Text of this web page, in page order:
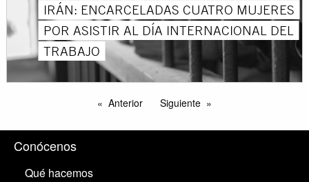
IRÁN: ENCARCELADAS CUATRO MUJERES
POR ASISTIR AL DÍA INTERNACIONAL DEL
TRABAJO
Anterior Siguiente
Conócenos
Qué hacemos